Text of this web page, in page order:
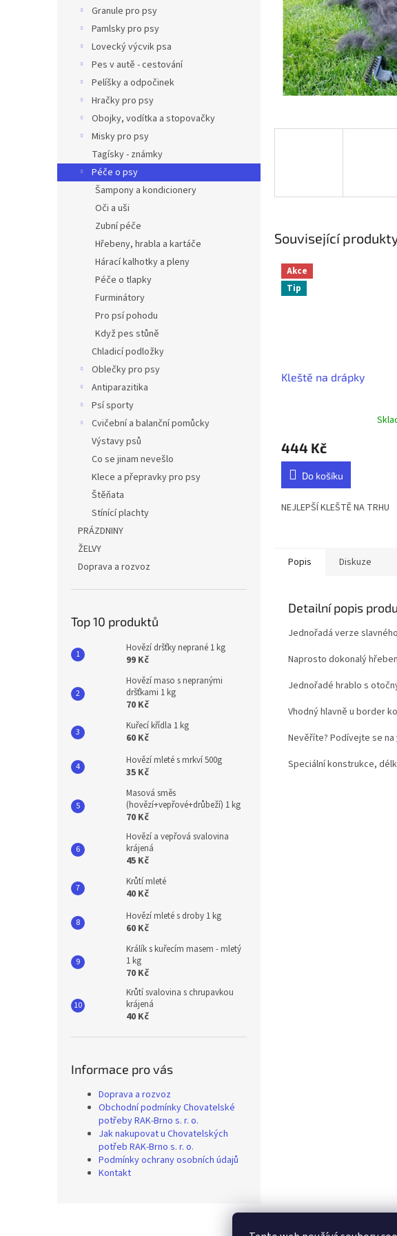
Granule pro psy
Pamlsky pro psy
Lovecký výcvik psa
Pes v autě - cestování
Pelíšky a odpočinek
Hračky pro psy
Obojky, vodítka a stopovačky
Misky pro psy
Tagísky - známky
Péče o psy
Šampony a kondicionery
Oči a uši
Zubní péče
Hřebeny, hrabla a kartáče
Hárací kalhotky a pleny
Péče o tlapky
Furminátory
Pro psí pohodu
Když pes stůně
Chladicí podložky
Oblečky pro psy
Antiparazitika
Psí sporty
Cvičební a balanční pomůcky
Výstavy psů
Co se jinam nevešlo
Klece a přepravky pro psy
Štěňata
Stínící plachty
PRÁZDNINY
ŽELVY
Doprava a rozvoz
Top 10 produktů
Hovězí dršťky neprané 1 kg
99 Kč
Hovězí maso s nepranými
dršťkami 1 kg
70 Kč
Kuřecí křídla 1 kg
60 Kč
Hovězí mleté s mrkví 500g
35 Kč
Masová směs
(hovězí+vepřové+drůbeží) 1 kg
70 Kč
Hovězí a vepřová svalovina
krájená
45 Kč
Krůtí mleté
40 Kč
Hovězí mleté s droby 1 kg
60 Kč
Králík s kuřecím masem - mletý
1 kg
70 Kč
Krůtí svalovina s chrupavkou
krájená
40 Kč
Informace pro vás
Doprava a rozvoz
Obchodní podmínky Chovatelské
potřeby RAK-Brno s. r. o.
Jak nakupovat u Chovatelských
potřeb RAK-Brno s. r. o.
Podmínky ochrany osobních údajů
Kontakt
Související
Akce
Tip
Kleště na drápky
produktu
je
5,0
z
hvězdiček.
444 Kč
Do košíku
NEJLEPŠÍ KLEŠTĚ NA TRHU
Popis Diskuze
Detailní popis
Jednořadá verze
Naprosto dokonalý
Jednořadé hrablo s
Vhodný hlavně u border
Nevěříte? Podívejte se na
Speciální konstrukce,